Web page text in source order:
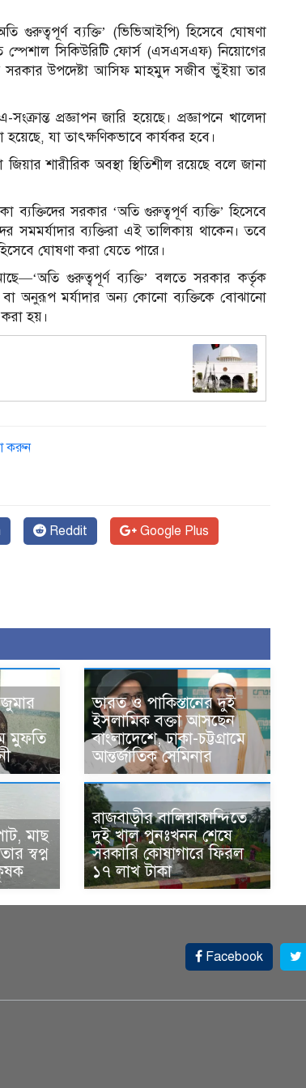
গুরুত্বপূর্ণ ব্যক্তি’ (ভিভিআইপি) হিসেবে ঘোষণা
স্পেশাল সিকিউরিটি ফোর্স (এসএসএফ) নিয়োগের
সরকার উপদেষ্টা আসিফ মাহমুদ সজীব ভুঁইয়া তার
প্রজ্ঞাপন জারি হয়েছে। প্রজ্ঞাপনে খালেদা
যা তাৎক্ষণিকভাবে কার্যকর হবে।
শারীরিক অবস্থা স্থিতিশীল রয়েছে বলে জানা
ব্যক্তিদের সরকার ‘অতি গুরুত্বপূর্ণ ব্যক্তি’ হিসেবে
সমমর্যাদার ব্যক্তিরা এই তালিকায় থাকেন। তবে
ঘোষণা করা যেতে পারে।
গুরুত্বপূর্ণ ব্যক্তি’ বলতে সরকার কর্তৃক
বা অনুরূপ মর্যাদার অন্য কোনো ব্যক্তিকে বোঝানো
হয়।
করুন
Reddit Google Plus
মুফতি
ভারত ও পাকিস্তানের দুই
ইসলামিক বক্তা আসছেন
বাংলাদেশে, ঢাকা-চট্টগ্রামে
আন্তর্জাতিক সেমিনার
মাছ
স্বপ্ন
রাজবাড়ীর বালিয়াকান্দিতে
দুই খাল পুনঃখনন শেষে
সরকারি কোষাগারে ফিরল
১৭ লাখ টাকা
Facebook